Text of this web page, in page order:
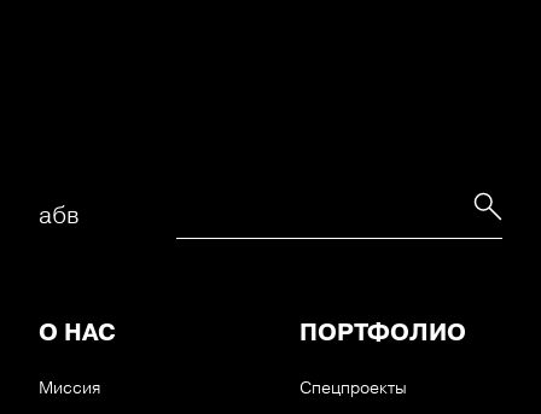
абв
О НАС
Миссия
ПОРТФОЛИО
Спецпроекты